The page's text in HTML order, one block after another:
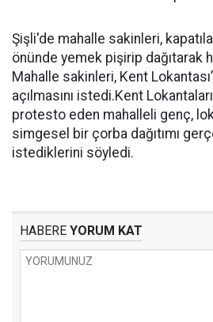
Şişli'de mahalle sakinleri,
önünde yemek pişirip dağıtarak
Mahalle sakinleri, Kent
açılmasını istedi.Kent
protesto eden mahalleli genç,
simgesel bir çorba dağıtımı
istediklerini söyledi.
HABERE YORUM KAT